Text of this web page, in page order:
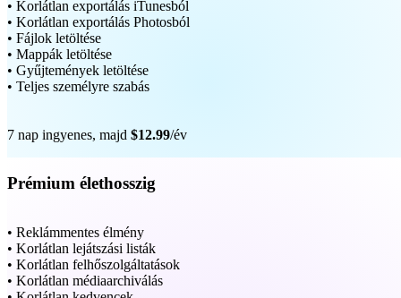
• Korlátlan exportálás iTunesból
• Korlátlan exportálás Photosból
• Fájlok letöltése
• Mappák letöltése
• Gyűjtemények letöltése
• Teljes személyre szabás
7 nap ingyenes, majd $12.99/év
Prémium élethosszig
• Reklámmentes élmény
• Korlátlan lejátszási listák
• Korlátlan felhőszolgáltatások
• Korlátlan médiaarchiválás